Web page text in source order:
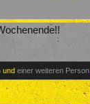
und einer weiteren Person